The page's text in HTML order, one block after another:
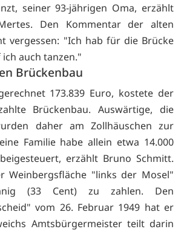
seiner 93-jährigen Oma, erzählt
Den Kommentar der alten
vergessen: "Ich hab für die Brücke
auch tanzen."
Brückenbau
173.839 Euro, kostete der
Brückenbau. Auswärtige, die
daher am Zollhäuschen zur
Familie habe allein etwa 14.000
erzählt Bruno Schmitt.
Weinbergsfläche "links der Mosel"
(33 Cent) zu zahlen. Den
vom 26. Februar 1949 hat er
Amtsbürgermeister teilt darin